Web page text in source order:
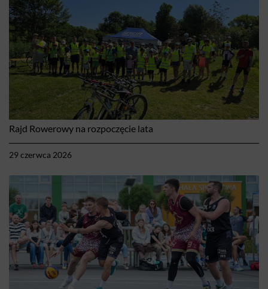
Rajd Rowerowy na rozpoczęcie lata
29 czerwca 2026